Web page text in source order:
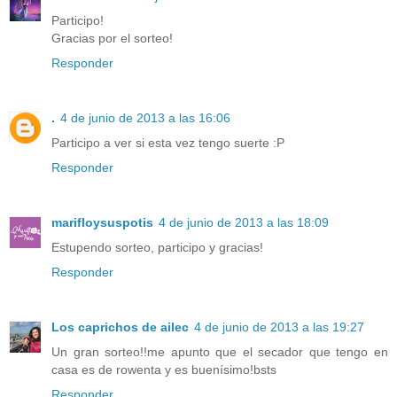
Participo!
Gracias por el sorteo!
Responder
. 4 de junio de 2013 a las 16:06
Participo a ver si esta vez tengo suerte :P
Responder
marifloysuspotis 4 de junio de 2013 a las 18:09
Estupendo sorteo, participo y gracias!
Responder
Los caprichos de ailec 4 de junio de 2013 a las 19:27
Un gran sorteo!!me apunto que el secador que tengo en
casa es de rowenta y es buenísimo!bsts
Responder